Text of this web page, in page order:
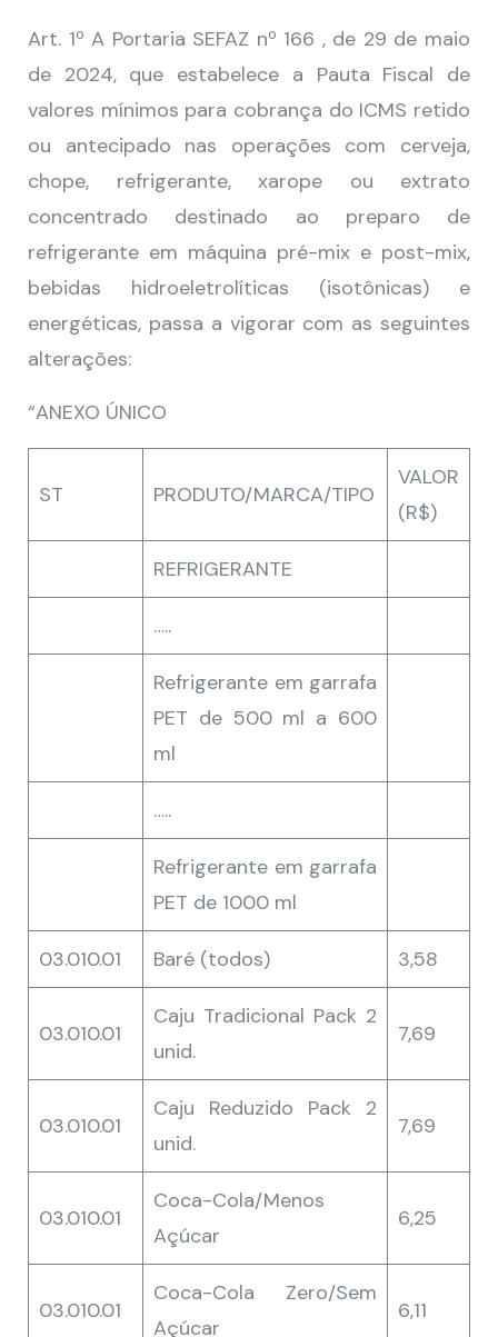
Art. 1º A Portaria SEFAZ nº 166 , de 29 de maio
de 2024, que estabelece a Pauta Fiscal de
valores mínimos para cobrança do ICMS retido
ou antecipado nas operações com cerveja,
chope, refrigerante, xarope ou extrato
concentrado destinado ao preparo de
refrigerante em máquina pré-mix e post-mix,
bebidas hidroeletrolíticas (isotônicas) e
energéticas, passa a vigorar com as seguintes
alterações:
“ANEXO ÚNICO
ST PRODUTO/MARCA/TIPO
VALOR
(R$)
REFRIGERANTE
…..
Refrigerante em garrafa
PET de 500 ml a 600
ml
…..
Refrigerante em garrafa
PET de 1000 ml
03.010.01 Baré (todos) 3,58
03.010.01
Caju Tradicional Pack 2
unid.
7,69
03.010.01
Caju Reduzido Pack 2
unid.
7,69
03.010.01
Coca-Cola/Menos
Açúcar
6,25
03.010.01
Coca-Cola Zero/Sem
Açúcar
6,11